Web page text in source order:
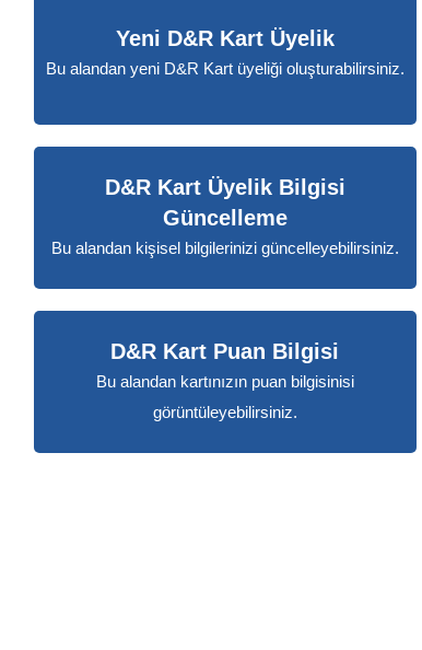
Yeni D&R Kart Üyelik
Bu alandan yeni D&R Kart üyeliği oluşturabilirsiniz.
D&R Kart Üyelik Bilgisi
Güncelleme
Bu alandan kişisel bilgilerinizi güncelleyebilirsiniz.
D&R Kart Puan Bilgisi
Bu alandan kartınızın puan bilgisinisi
görüntüleyebilirsiniz.